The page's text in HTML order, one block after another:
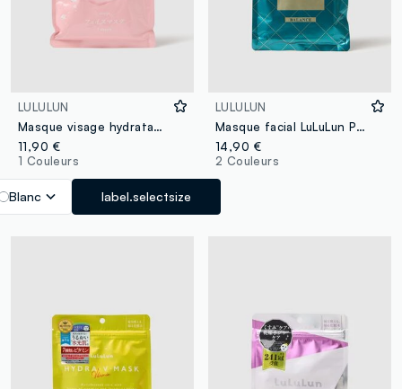
LULULUN
Masque visage hydratant LuLuLun
11,90 €
1 Couleurs
Blanc label.selectsize
LULULUN
Masque facial LuLuLun Precious
14,90 €
2 Couleurs